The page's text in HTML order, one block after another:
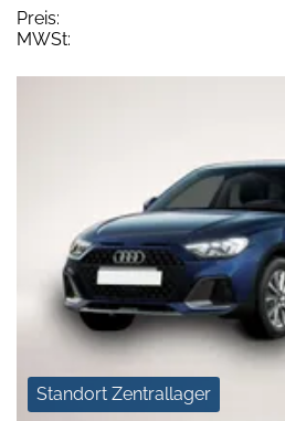
Preis:
MWSt:
Standort Zentrallager